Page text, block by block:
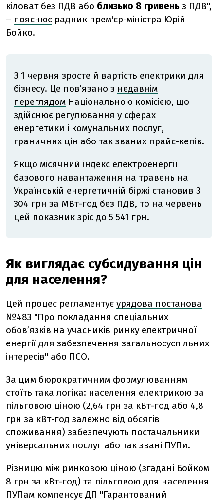
кіловат без ПДВ або близько 8 гривень з ПДВ",
– пояснює радник прем'єр-міністра Юрій
Бойко.
З 1 червня зросте й вартість електрики для
бізнесу. Це пов’язано з недавнім
переглядом Національною комісією, що
здійснює регулювання у сферах
енергетики і комунальних послуг,
граничних цін або так званих прайс-кепів.
Якщо місячний індекс електроенергії
базового навантаження на травень на
Українській енергетичній біржі становив 3
304 грн за МВт-год без ПДВ, то на червень
цей показник зріс до 5 541 грн.
Як виглядає субсидування цін
для населення?
Цей процес регламентує урядова постанова
№483 "Про покладання спеціальних
обов’язків на учасників ринку електричної
енергії для забезпечення загальносуспільних
інтересів" або ПСО.
За цим бюрократичним формулюванням
стоїть така логіка: населення електрикою за
пільговою ціною (2,64 грн за кВт-год або 4,8
грн за кВт-год залежно від обсягів
споживання) забезпечують постачальники
універсальних послуг або так звані ПУПи.
Різницю між ринковою ціною (згадані Бойком
8 грн за кВт-год) та пільговою для населення
ПУПам компенсує ДП "Гарантований